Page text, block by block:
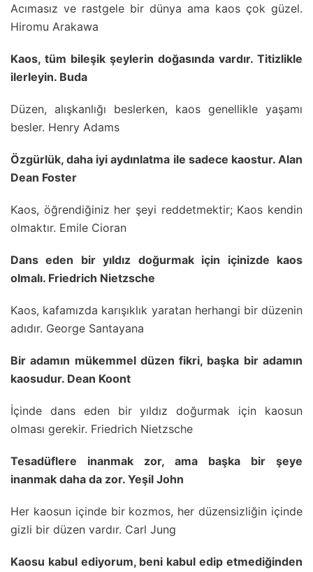
Acımasız ve rastgele bir dünya ama kaos çok güzel.
Hiromu Arakawa
Kaos, tüm bileşik şeylerin doğasında vardır. Titizlikle
ilerleyin. Buda
Düzen, alışkanlığı beslerken, kaos genellikle yaşamı
besler. Henry Adams
Özgürlük, daha iyi aydınlatma ile sadece kaostur. Alan
Dean Foster
Kaos, öğrendiğiniz her şeyi reddetmektir; Kaos kendin
olmaktır. Emile Cioran
Dans eden bir yıldız doğurmak için içinizde kaos
olmalı. Friedrich Nietzsche
Kaos, kafamızda karışıklık yaratan herhangi bir düzenin
adıdır. George Santayana
Bir adamın mükemmel düzen fikri, başka bir adamın
kaosudur. Dean Koont
İçinde dans eden bir yıldız doğurmak için kaosun
olması gerekir. Friedrich Nietzsche
Tesadüflere inanmak zor, ama başka bir şeye
inanmak daha da zor. Yeşil John
Her kaosun içinde bir kozmos, her düzensizliğin içinde
gizli bir düzen vardır. Carl Jung
Kaosu kabul ediyorum, beni kabul edip etmediğinden